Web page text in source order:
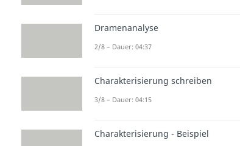
Dramenanalyse
2/8 – Dauer: 04:37
Charakterisierung schreiben
3/8 – Dauer: 04:15
Charakterisierung - Beispiel